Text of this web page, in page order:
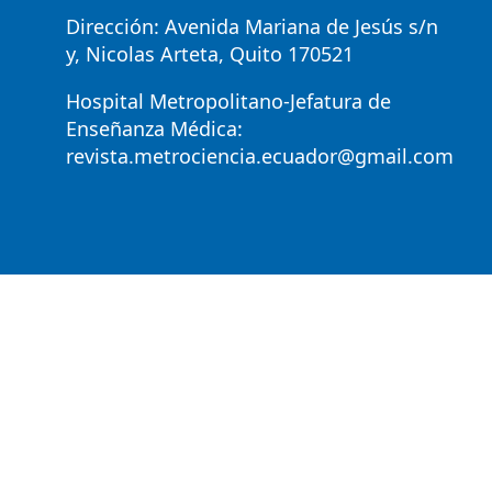
Dirección: Avenida Mariana de Jesús s/n
y, Nicolas Arteta, Quito 170521
Hospital Metropolitano-Jefatura de
Enseñanza Médica:
revista.metrociencia.ecuador@gmail.com